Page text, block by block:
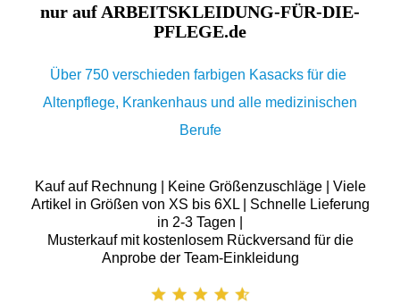
nur auf ARBEITSKLEIDUNG-FÜR-DIE-
PFLEGE.de
Über 750 verschieden farbigen Kasacks für die
Altenpflege, Krankenhaus und alle medizinischen
Berufe
Kauf auf Rechnung | Keine Größenzuschläge | Viele
Artikel in Größen von XS bis 6XL | Schnelle Lieferung
in 2-3 Tagen |
Musterkauf mit kostenlosem Rückversand für die
Anprobe der Team-Einkleidung